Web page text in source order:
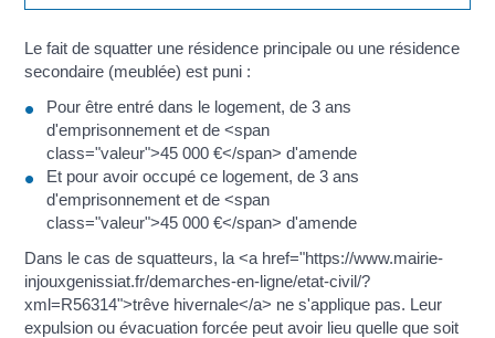
Le fait de squatter une résidence principale ou une résidence
secondaire (meublée) est puni :
Pour être entré dans le logement, de 3 ans
d'emprisonnement et de <span
class="valeur">45 000 €</span> d'amende
Et pour avoir occupé ce logement, de 3 ans
d'emprisonnement et de <span
class="valeur">45 000 €</span> d'amende
Dans le cas de squatteurs, la <a href="https://www.mairie-
injouxgenissiat.fr/demarches-en-ligne/etat-civil/?
xml=R56314">trêve hivernale</a> ne s'applique pas. Leur
expulsion ou évacuation forcée peut avoir lieu quelle que soit